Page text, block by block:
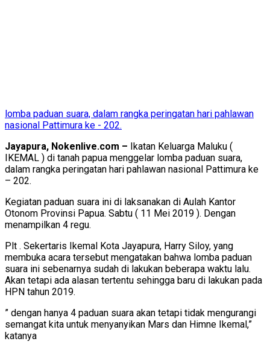
lomba paduan suara, dalam rangka peringatan hari pahlawan
nasional Pattimura ke - 202.
Jayapura, Nokenlive.com – Ikatan Keluarga Maluku (
IKEMAL ) di tanah papua menggelar lomba paduan suara,
dalam rangka peringatan hari pahlawan nasional Pattimura ke
– 202.
Kegiatan paduan suara ini di laksanakan di Aulah Kantor
Otonom Provinsi Papua. Sabtu ( 11 Mei 2019 ). Dengan
menampilkan 4 regu.
Plt . Sekertaris Ikemal Kota Jayapura, Harry Siloy, yang
membuka acara tersebut mengatakan bahwa lomba paduan
suara ini sebenarnya sudah di lakukan beberapa waktu lalu.
Akan tetapi ada alasan tertentu sehingga baru di lakukan pada
HPN tahun 2019.
” dengan hanya 4 paduan suara akan tetapi tidak mengurangi
semangat kita untuk menyanyikan Mars dan Himne Ikemal,”
katanya